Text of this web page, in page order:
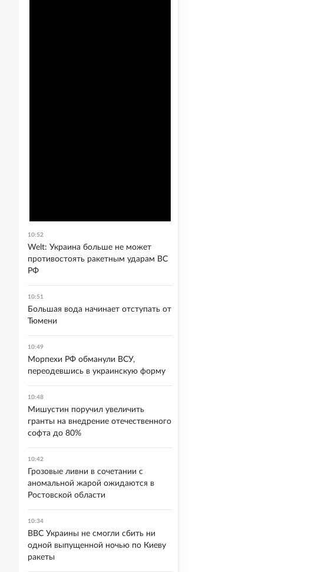
10:52
Welt: Украина больше не может
противостоять ракетным ударам ВС
РФ
10:51
Большая вода начинает отступать от
Тюмени
10:49
Морпехи РФ обманули ВСУ,
переодевшись в украинскую форму
10:48
Мишустин поручил увеличить
гранты на внедрение отечественного
софта до 80%
10:42
Грозовые ливни в сочетании с
аномальной жарой ожидаются в
Ростовской области
10:34
ВВС Украины не смогли сбить ни
одной выпущенной ночью по Киеву
ракеты